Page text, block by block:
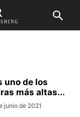
uno de los
más altas...
junio de 2021